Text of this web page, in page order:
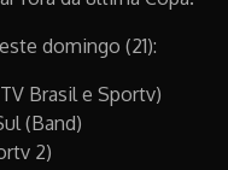
domingo (21):
Brasil e Sportv)
(Band)
2)